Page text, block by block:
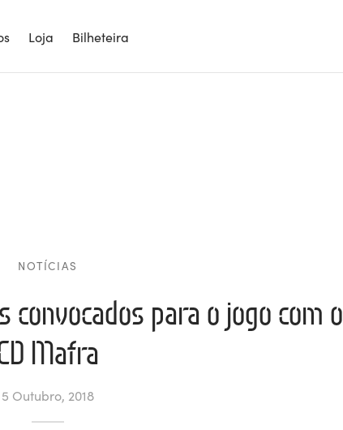
Loja Bilheteira
NOTÍCIAS
convocados para o jogo com o
Mafra
5 Outubro, 2018